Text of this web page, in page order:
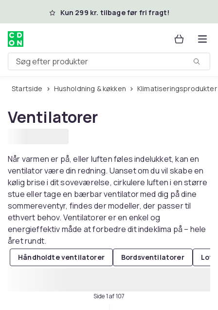
Spring til hovedindhold
Kun 299 kr. tilbage før fri fragt!
Søg efter produkter
Startside Husholdning & køkken Klimatiseringsprodukter
Ventilatorer
Når varmen er på, eller luften føles indelukket, kan en
ventilator være din redning. Uanset om du vil skabe en
kølig brise i dit soveværelse, cirkulere luften i en større
stue eller tage en bærbar ventilator med dig på dine
sommereventyr, findes der modeller, der passer til
ethvert behov. Ventilatorer er en enkel og
energieffektiv måde at forbedre dit indeklima på – hele
året rundt.
Håndholdte ventilatorer Bordsventilatorer
Side 1 af 107